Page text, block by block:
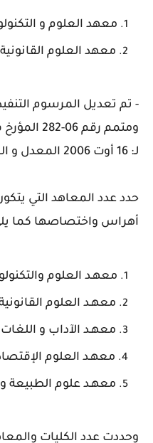
معهد العلوم و
معهد العلوم القانونية
- تم تعديل المرسوم
لـ: 16 أوت 2006 المعدل و المتمم
حدد عدد المعاهد التي
أهراس واختصاصها كما
معهـد العلوم
معهـد العلوم القانونية
معهـد الآداب و اللغات
معهـد العلوم
معهـد علوم الطبيعة
وحددت عدد الكليات